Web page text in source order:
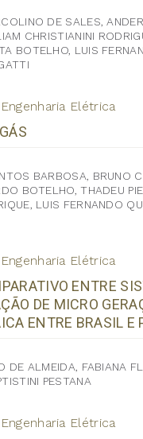
DE SALES,
CHRISTIANINI
BOTELHO, LUIS
Engenharia Elétrica
BARBOSA, BRUNO
BOTELHO, THADEU
LUIS FERNANDO
Engenharia Elétrica
ENTRE
DE MICRO
ENTRE BRASIL E
DE ALMEIDA, FABIANA
PESTANA
Engenharia Elétrica